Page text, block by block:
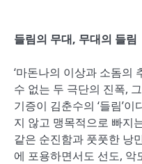
들림의 무대, 무대의 들림
‘마돈나의 이상과 소돔의
수 없는 두 극단의 진폭,
기증이 김춘수의 ‘들림’
지 않고 맹목적으로 빠지
같은 순진함과 풋풋한 낭
에 포용하면서도 선도, 악